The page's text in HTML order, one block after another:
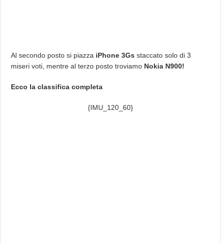
Al secondo posto si piazza iPhone 3Gs staccato solo di 3
miseri voti, mentre al terzo posto troviamo Nokia N900!
Ecco la classifica completa
{IMU_120_60}